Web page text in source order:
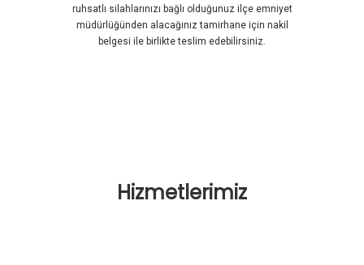
ruhsatlı silahlarınızı bağlı olduğunuz ilçe emniyet
müdürlüğünden alacağınız tamirhane için nakil
belgesi ile birlikte teslim edebilirsiniz.
Hizmetlerimiz